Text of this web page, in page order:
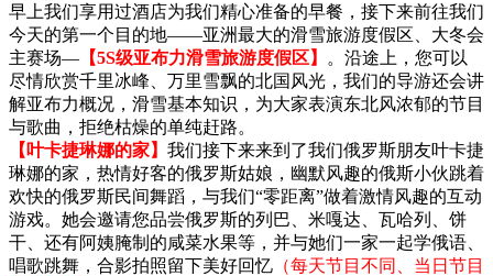
早上我们享用过酒店为我们精心准备的早餐，接下来前往我们
今天的第一个目的地——亚洲最大的滑雪旅游度假区、大冬会
主赛场— 【5S级亚布力滑雪旅游度假区】
。沿途上，您可以
尽情欣赏千里冰峰、万里雪飘的北国风光，我们的导游还会讲
解亚布力概况，滑雪基本知识，为大家表演东北风浓郁的节目
与歌曲，拒绝枯燥的单纯赶路。
【叶卡捷琳娜的家】 我们接下来来到了我们俄罗斯朋友叶卡捷
琳娜的家，热情好客的俄罗斯姑娘，幽默风趣的俄斯小伙跳着
欢快的俄罗斯民间舞蹈，与我们“零距离”做着激情风趣的互动
游戏。她会邀请您品尝俄罗斯的列巴、米嘎达、瓦哈列、饼
干、还有阿姨腌制的咸菜水果等，并与她们一家一起学俄语、
唱歌跳舞，合影拍照留下美好回忆 （每天节目不同、当日节目